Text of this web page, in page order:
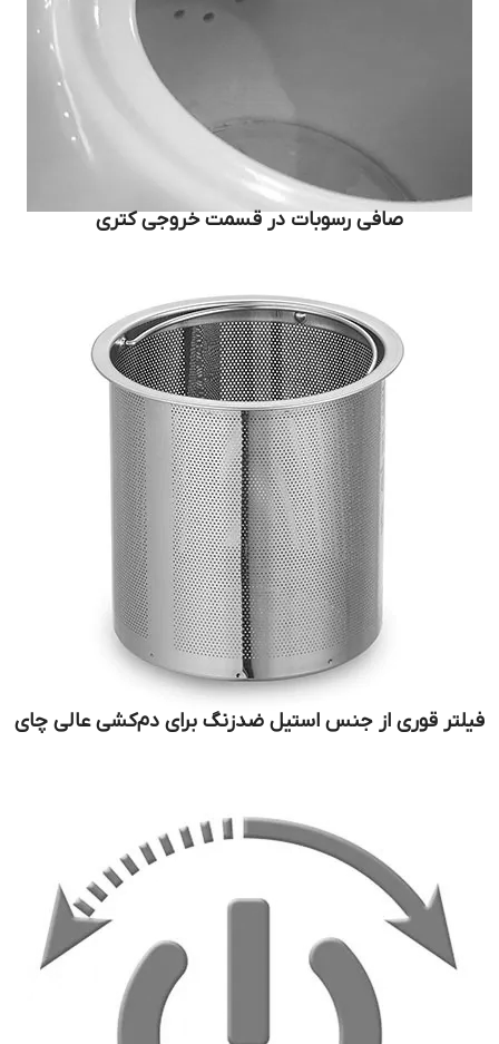
صافی رسوبات در قسمت خروجی کتری
فیلتر قوری از جنس استیل ضدزنگ برای دم‌کشی عالی چای